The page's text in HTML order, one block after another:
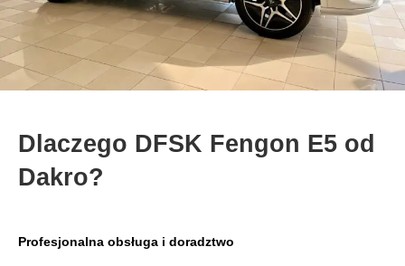
Dlaczego DFSK Fengon E5 od
Dakro?
Profesjonalna obsługa i doradztwo